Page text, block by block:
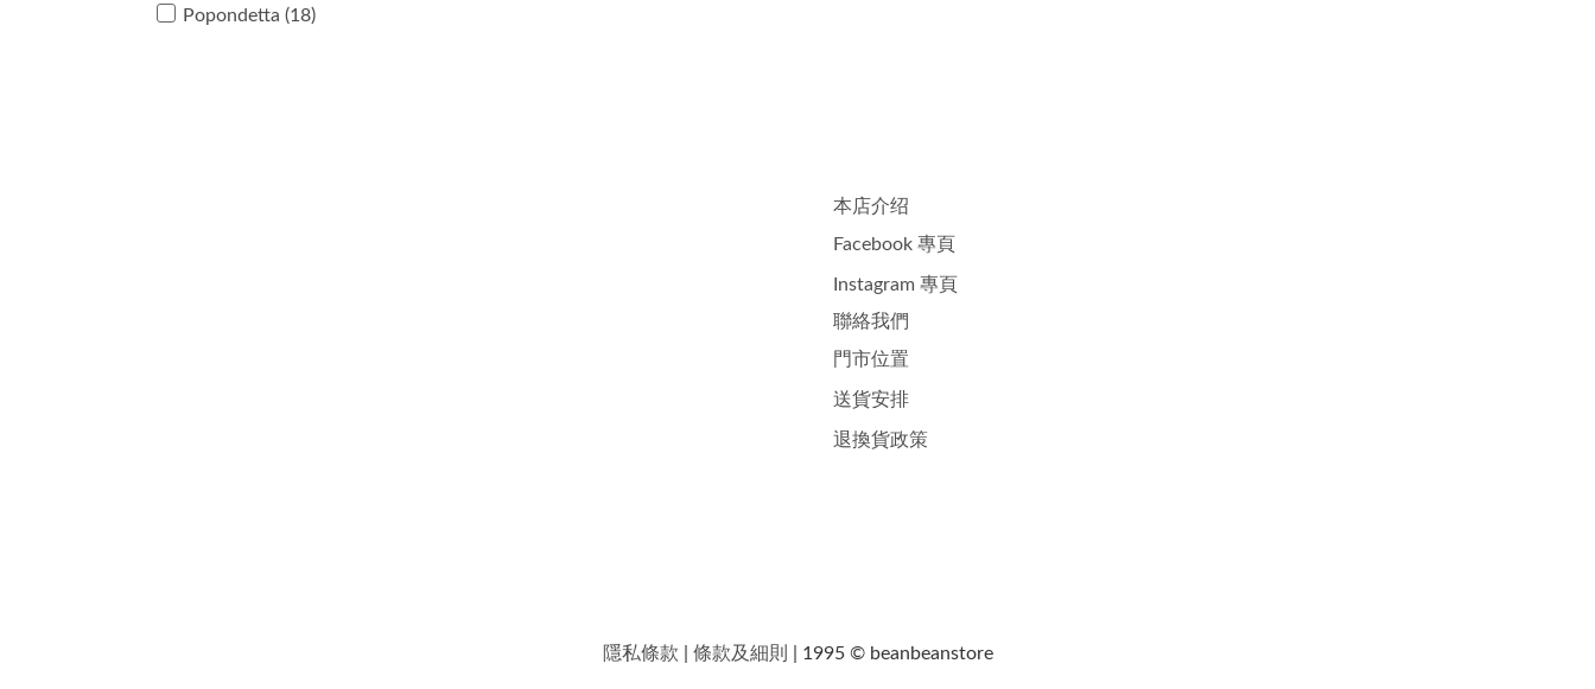
Popondetta (18)
本店介绍
Facebook 專頁
Instagram 專頁
聯絡我們
門市位置
送貨安排
退換貨政策
隱私條款 條款及細則 | 1995 © beanbeanstore